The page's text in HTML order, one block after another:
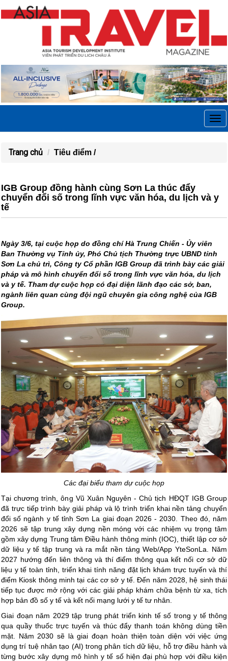
Trang chủ Tiêu điểm /
IGB Group đồng hành cùng Sơn La thúc đẩy
chuyển đổi số trong lĩnh vực văn hóa, du lịch và y
tế
Ngày 3/6, tại cuộc họp do đồng chí Hà Trung Chiến - Ủy viên
Ban Thường vụ Tỉnh ủy, Phó Chủ tịch Thường trực UBND tỉnh
Sơn La chủ trì, Công ty Cổ phần IGB Group đã trình bày các giải
pháp và mô hình chuyển đổi số trong lĩnh vực văn hóa, du lịch
và y tế. Tham dự cuộc họp có đại diện lãnh đạo các sở, ban,
ngành liên quan cùng đội ngũ chuyên gia công nghệ của IGB
Group.
Các đại biểu tham dự cuộc họp
Tại chương trình, ông Vũ Xuân Nguyên - Chủ tịch HĐQT IGB Group
đã trực tiếp trình bày giải pháp và lộ trình triển khai nền tảng chuyển
đổi số ngành y tế tỉnh Sơn La giai đoạn 2026 - 2030. Theo đó, năm
2026 sẽ tập trung xây dựng nền móng với các nhiệm vụ trọng tâm
gồm xây dựng Trung tâm Điều hành thông minh (IOC), thiết lập cơ sở
dữ liệu y tế tập trung và ra mắt nền tảng Web/App YteSonLa. Năm
2027 hướng đến liên thông và thí điểm thông qua kết nối cơ sở dữ
liệu y tế toàn tỉnh, triển khai tính năng đặt lịch khám trực tuyến và thí
điểm Kiosk thông minh tại các cơ sở y tế. Đến năm 2028, hệ sinh thái
tiếp tục được mở rộng với các giải pháp khám chữa bệnh từ xa, tích
hợp bản đồ số y tế và kết nối mạng lưới y tế tư nhân.
Giai đoạn năm 2029 tập trung phát triển kinh tế số trong y tế thông
qua quầy thuốc trực tuyến và thúc đẩy thanh toán không dùng tiền
mặt. Năm 2030 sẽ là giai đoạn hoàn thiện toàn diện với việc ứng
dụng trí tuệ nhân tạo (AI) trong phân tích dữ liệu, hỗ trợ điều hành và
từng bước xây dựng mô hình y tế số hiện đại phù hợp với điều kiện